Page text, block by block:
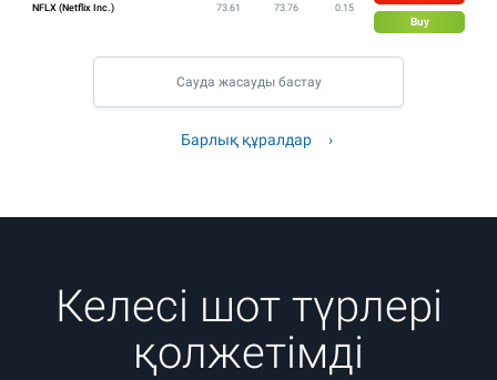
NFLX (Netflix Inc.) 73.61 73.76 0.15
Buy
Сауда жасауды бастау
Барлық құралдар
Келесі шот түрлері
қолжетімді